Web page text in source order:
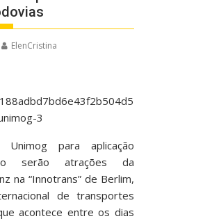
ElenCristina
Unimog para aplicação
serão atrações da
na “Innotrans” de Berlim,
de transportes
acontece entre os dias